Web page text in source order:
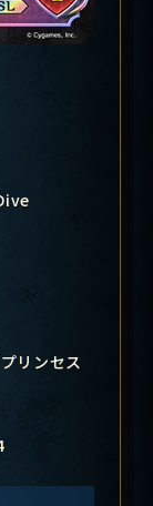
リンセス